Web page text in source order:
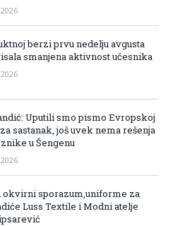
berzi prvu nedelju avgusta
smanjena aktivnost učesnika
Uputili smo pismo Evropskoj
sastanak, još uvek nema rešenja
u Šengenu
okvirni sporazum,uniforme za
Luss Textile i Modni atelje